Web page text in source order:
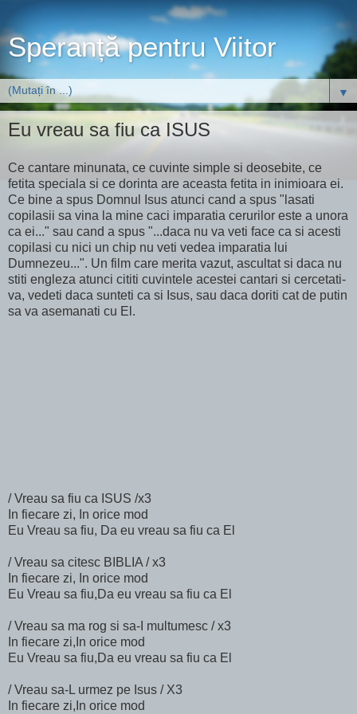
Speranță pentru Viitor
▼
Eu vreau sa fiu ca ISUS
Ce cantare minunata, ce cuvinte simple si deosebite, ce
fetita speciala si ce dorinta are aceasta fetita in inimioara ei.
Ce bine a spus Domnul Isus atunci cand a spus "lasati
copilasii sa vina la mine caci imparatia cerurilor este a unora
ca ei..." sau cand a spus "...daca nu va veti face ca si acesti
copilasi cu nici un chip nu veti vedea imparatia lui
Dumnezeu...". Un film care merita vazut, ascultat si daca nu
stiti engleza atunci cititi cuvintele acestei cantari si cercetati-
va, vedeti daca sunteti ca si Isus, sau daca doriti cat de putin
sa va asemanati cu El.
/ Vreau sa fiu ca ISUS /x3
In fiecare zi, In orice mod
Eu Vreau sa fiu, Da eu vreau sa fiu ca El
/ Vreau sa citesc BIBLIA / x3
In fiecare zi, In orice mod
Eu Vreau sa fiu,Da eu vreau sa fiu ca El
/ Vreau sa ma rog si sa-I multumesc / x3
In fiecare zi,In orice mod
Eu Vreau sa fiu,Da eu vreau sa fiu ca El
/ Vreau sa-L urmez pe Isus / X3
In fiecare zi,In orice mod